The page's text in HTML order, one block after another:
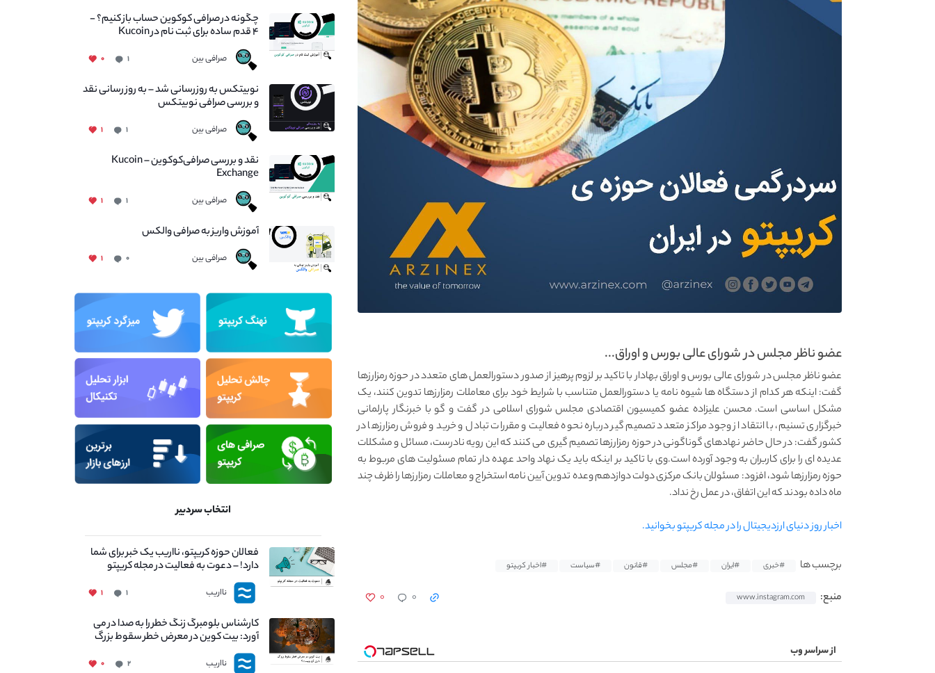
عضو ناظر مجلس در شورای عالی بورس و اوراق...
عضو ناظر مجلس در شورای عالی بورس و اوراق بهادار با تاکید بر لزوم پرهیز از صدور دستورالعمل های متعدد در حوزه رمزارزها
گفت: اینکه هر کدام از دستگاه ها شیوه نامه یا دستورالعمل متناسب با شرایط خود برای معاملات رمزارزها تدوین کنند، یک
مشکل اساسی است. محسن علیزاده عضو کمیسیون اقتصادی مجلس شورای اسلامی در گفت و گو با خبرنگار پارلمانی
خبرگزاری تسنیم، با انتقاد از وجود مراکز متعدد تصمیم گیر درباره نحوه فعالیت و مقررات تبادل و خرید و فروش رمزارزها در
کشور گفت: در حال حاضر نهادهای گوناگونی در حوزه رمزارزها تصمیم گیری می کنند که این رویه نادرست، مسائل و مشکلات
عدیده ای را برای کاربران به وجود آورده است.وی با تاکید بر اینکه باید یک نهاد واحد عهده دار تمام مسئولیت های مربوط به
حوزه رمزارزها شود، افزود: مسئولان بانک مرکزی دولت دوازدهم وعده تدوین آیین نامه استخراج و معاملات رمزارزها را ظرف چند
ماه داده بودند که این اتفاق، در عمل رخ نداد.
اخبار روز دنیای ارزدیجیتال را در مجله کریپتو بخوانید.
برچسب ها #خبری #ایران #مجلس #قانون #سیاست #اخبار کریپتو
منبع: www.instagram.com ۰ ۰
از سراسر وب
چگونه در صرافی کوکوین حساب باز کنیم؟ -
۴ قدم ساده برای ثبت نام در Kucoin
صرافی بین ۱ ۰
نوبیتکس به روزرسانی شد – به روز رسانی نقد
و بررسی صرافی نوبیتکس
صرافی بین ۱ ۱
نقد و بررسی صرافی‌کوکوین – Kucoin
Exchange
صرافی بین ۱ ۱
آموزش واریز به صرافی والکس
صرافی بین ۰ ۱
انتخاب سردبیر
فعالان حوزه کریپتو، نااریب یک خبر برای شما
دارد! – دعوت به فعالیت در مجله کریپتو
نااریب ۱ ۱
کارشناس بلومبرگ زنگ خطر را به صدا در می
آورد: بیت کوین در معرض خطر سقوط بزرگ
است - دلیل آن چیست؟
نااریب ۲ ۰